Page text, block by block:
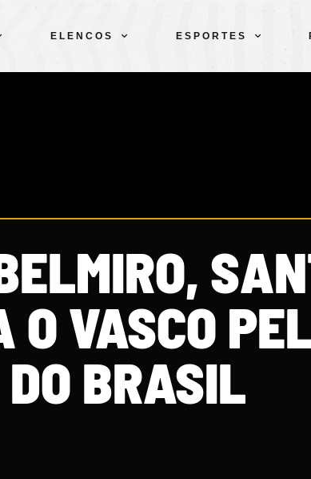
ELENCOS ESPORTES
O VASCO
DO BRASIL